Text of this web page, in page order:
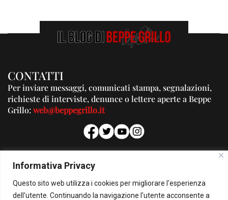
Informativa Privacy
Questo sito web utilizza i cookies per migliorare l'esperienza
dell'utente. Continuando la navigazione l'utente acconsente a
CONTATTI
Per inviare messaggi, comunicati stampa, segnalazioni,
richieste di interviste, denunce o lettere aperte a Beppe
Grillo:web@beppegrillo.it
PUBBLICITA'
Per la tua pubblicità su questo Blog:
pubblicita@beppegrillo.it